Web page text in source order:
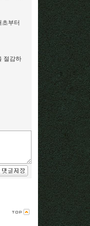
부터
절감하